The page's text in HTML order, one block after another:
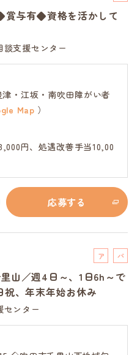
賞与有◆資格を活かして
支援センター
・江坂・南吹田障がい者
Map ）
円、処遇改善手当10,00
応募する
ア
バ
パ
ト
山／週4日～、1日6h～で
祝、年末年始お休み
ンター